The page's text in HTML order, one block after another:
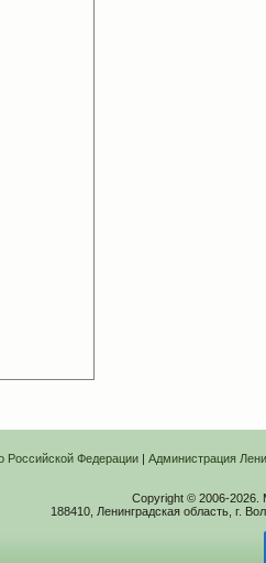
Российской Федерации| Администрация
Copyright © 2006-2026.
188410, Ленинградская область, г.